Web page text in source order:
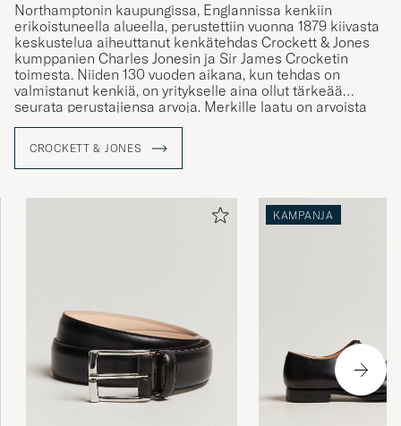
Northamptonin kaupungissa, Englannissa kenkiin
erikoistuneella alueella, perustettiin vuonna 1879 kiivasta
keskustelua aiheuttanut kenkätehdas Crockett & Jones
kumppanien Charles Jonesin ja Sir James Crocketin
toimesta. Niiden 130 vuoden aikana, kun tehdas on
valmistanut kenkiä, on yritykselle aina ollut tärkeää
seurata perustajiensa arvoja. Merkille laatu on arvoista
tärkein ja se merkitsee huomion kiinnittämistä
Valmistettavien kenkien tulee olla tietenkin myös
mukavat jalkaan. Näitä samoja arvoja nykyinen
CROCKETT & JONES
KAMPANJA